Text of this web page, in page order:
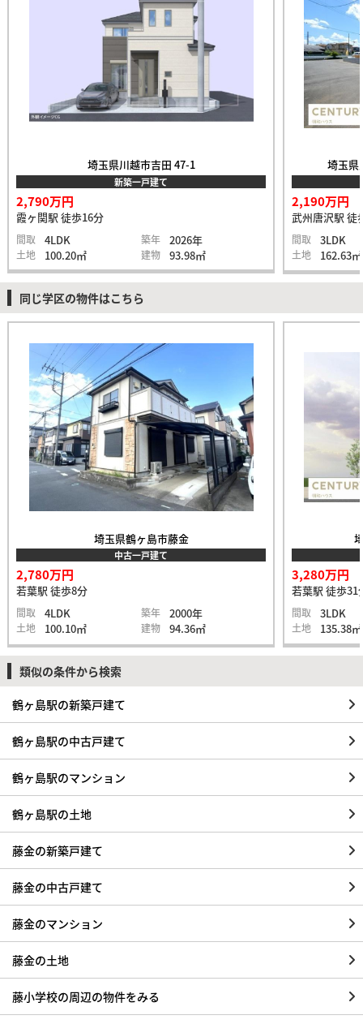
埼玉県川越市吉田 47-1
新築一戸建て
2,790万円
霞ヶ関駅 徒歩16分
間取 4LDK 築年 2026年
土地 100.20㎡ 建物 93.98㎡
埼玉県
2,190万円
武州唐沢駅 徒
間取 3LDK
土地 162.63㎡
同じ学区の物件はこちら
埼玉県鶴ヶ島市藤金
中古一戸建て
2,780万円
若葉駅 徒歩8分
間取 4LDK 築年 2000年
土地 100.10㎡ 建物 94.36㎡
3,280万円
若葉駅 徒歩31
間取 3LDK
土地 135.38㎡
類似の条件から検索
鶴ヶ島駅の新築戸建て
鶴ヶ島駅の中古戸建て
鶴ヶ島駅のマンション
鶴ヶ島駅の土地
藤金の新築戸建て
藤金の中古戸建て
藤金のマンション
藤金の土地
藤小学校の周辺の物件をみる